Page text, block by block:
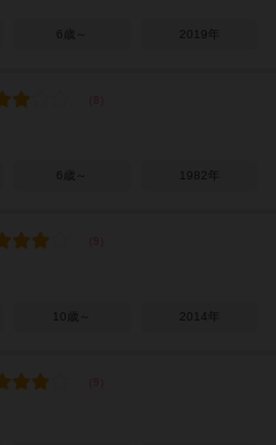
6歳～ 2019年
6歳～ 1982年
10歳～ 2014年